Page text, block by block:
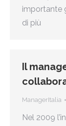
importante
di più
Il
ManagerItalia
Nel 2009